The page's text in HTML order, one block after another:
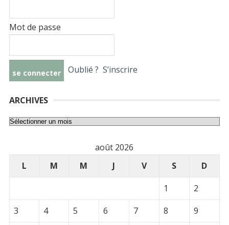
Mot de passe
Oublié ? S’inscrire
ARCHIVES
Archives
août 2026
L
M M J V S
D
1
2
3
4 5 6 7 8
9